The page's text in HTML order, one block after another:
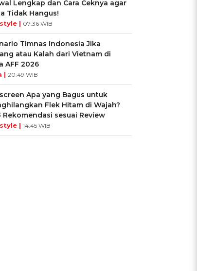
Lengkap dan Cara Ceknya agar
Tidak Hangus!
| 07:36 WIB
Timnas Indonesia Jika
atau Kalah dari Vietnam di
AFF 2026
| 20:49 WIB
Apa yang Bagus untuk
Flek Hitam di Wajah?
Rekomendasi sesuai Review
| 14:45 WIB